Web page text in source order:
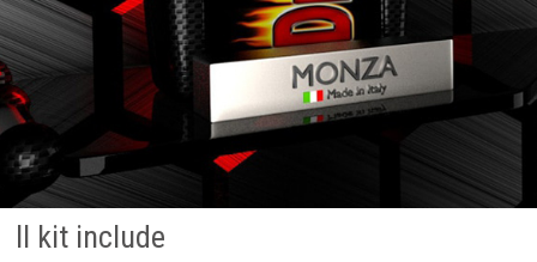
Il kit include